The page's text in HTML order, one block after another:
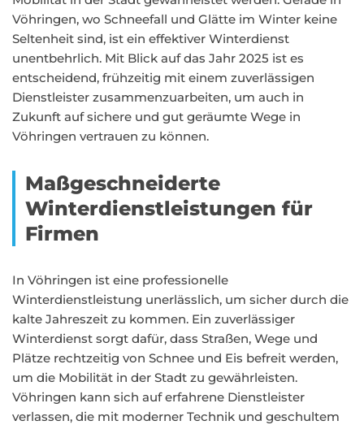
Vöhringen, wo Schneefall und Glätte im Winter keine
Seltenheit sind, ist ein effektiver Winterdienst
unentbehrlich. Mit Blick auf das Jahr 2025 ist es
entscheidend, frühzeitig mit einem zuverlässigen
Dienstleister zusammenzuarbeiten, um auch in
Zukunft auf sichere und gut geräumte Wege in
Vöhringen vertrauen zu können.
Maßgeschneiderte
Winterdienstleistungen für
Firmen
In Vöhringen ist eine professionelle
Winterdienstleistung unerlässlich, um sicher durch die
kalte Jahreszeit zu kommen. Ein zuverlässiger
Winterdienst sorgt dafür, dass Straßen, Wege und
Plätze rechtzeitig von Schnee und Eis befreit werden,
um die Mobilität in der Stadt zu gewährleisten.
Vöhringen kann sich auf erfahrene Dienstleister
verlassen, die mit moderner Technik und geschultem